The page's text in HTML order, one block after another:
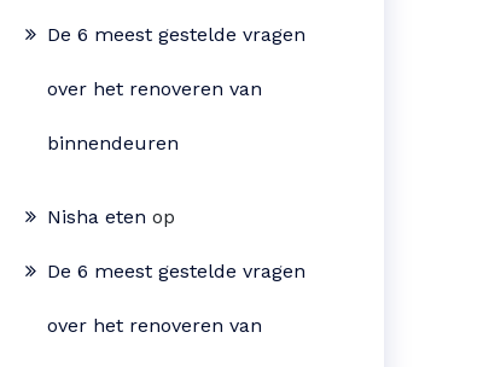
De 6 meest gestelde vragen
over het renoveren van
binnendeuren
Nisha eten op
De 6 meest gestelde vragen
over het renoveren van